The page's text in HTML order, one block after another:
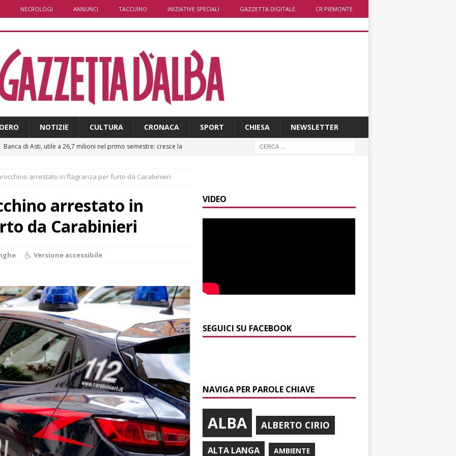
NECROLOGI ANNUNCI TACCUINO INIZIATIVE SPECIALI GAZZETTA DIGITALE CR PIEMONTE
NOTIZIE CULTURA CRONACA SPORT CHIESA NEWSLETTER
Banca di Asti, utile a 26,7 milioni nel primo semestre: cresce la
Modifiche alla viabilità a Scaparoni per i lavori della nuova
Cuneo, stretta della Polizia: controlli, denunce e lotta al
La festa di San Rocco dimostra che Santo Stefano Belbo è un
Palio di Asti: da lunedì 10 agosto parte l’allestimento
ALTRE
Alba: lunedì 10 agosto tornano le “Notti del vino”
ALBA
A Grinzane Cavour sono finiti i lavori in via Garibaldi e alla
ALBA
arrestato in flagranza per furto da Carabinieri
arrestato in
da Carabinieri
Versione accessibile
VIDEO
SEGUICI SU FACEBOOK
NAVIGA PER PAROLE CHIAVE
ALBA ALBERTO CIRIO
ALTA LANGA AMBIENTE